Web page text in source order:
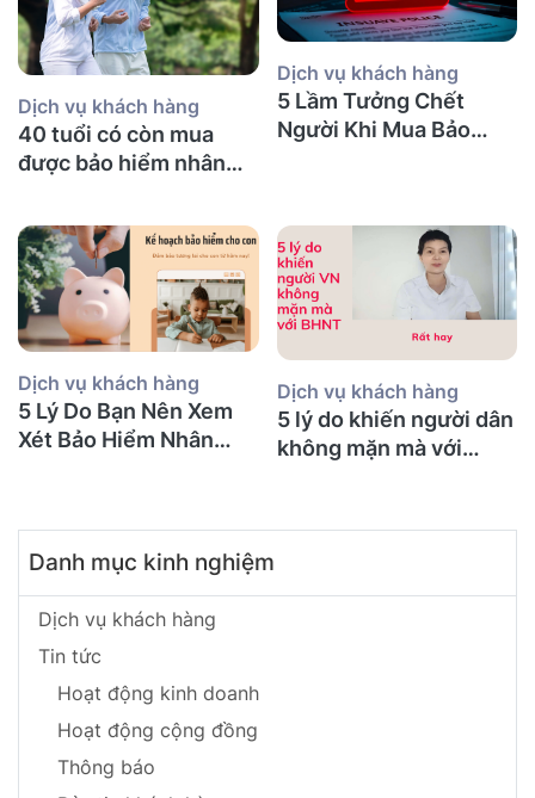
Dịch vụ khách hàng
40 tuổi có còn mua
được bảo hiểm nhân
bảo hiểm gì?
Dịch vụ khách hàng
5 Lầm Tưởng Chết
Người Khi Mua Bảo
Dịch vụ khách hàng
5 Lý Do Bạn Nên Xem
Xét Bảo Hiểm Nhân
Dịch vụ khách hàng
5 lý do khiến người dân
không mặn mà với
Danh mục kinh nghiệm
Dịch vụ khách hàng
Tin tức
Hoạt động kinh doanh
Hoạt động cộng đồng
Thông báo